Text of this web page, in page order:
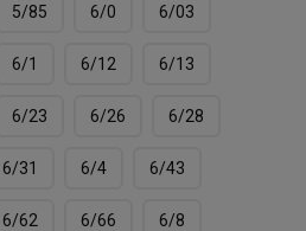
5/85 6/0 6/03
6/1 6/12 6/13
6/23 6/26 6/28
6/31 6/4 6/43
6/62 6/66 6/8